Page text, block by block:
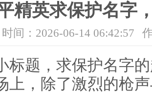
精英求保护名字
时间：2026-06-14 06:42:57
标题，求保护名字
上，除了激烈的枪